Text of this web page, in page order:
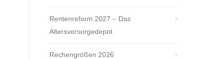
Rentenreform 2027 – Das
Altersvorsorgedepot
Rechengrößen 2026